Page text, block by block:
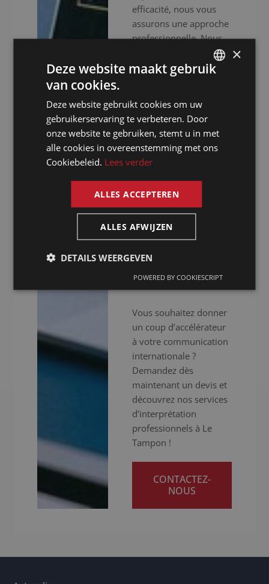
efficacité, nous vous
assurons une approche
professionnelle. Nous
ne nous contentons pas
de vous fournir des
mettons aussi à votre
disposition un
équipement audiovisuel
haut de gamme pour
que votre événement se
déroule sans accrocs.
Que vous organisiez
des réunions virtuelles,
hybrides ou en
présentiel, nous faisons
de votre
réussite.
Vous souhaitez donner
un coup d’accélérateur
à votre communication
internationale ?
Demandez dès
maintenant un devis et
découvrez nos services
d’interprétation
professionnels à Le
Tampon !
CONTACTEZ-
NOUS
FRENCH
×
Deze website maakt gebruik
van cookies.
Deze website gebruikt cookies om uw
gebruikerservaring te verbeteren. Door
onze website te gebruiken, stemt u in met
alle cookies in overeenstemming met ons
Cookiebeleid. Lees verder
ALLES ACCEPTEREN
ALLES AFWIJZEN
DETAILS WEERGEVEN
POWERED BY COOKIESCRIPT